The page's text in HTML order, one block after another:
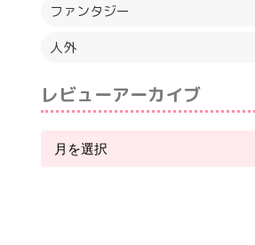
ファンタジー
人外
レビューアーカイブ